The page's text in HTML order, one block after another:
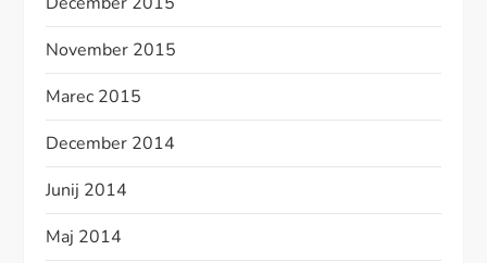
November 2015
Marec 2015
December 2014
Junij 2014
Maj 2014